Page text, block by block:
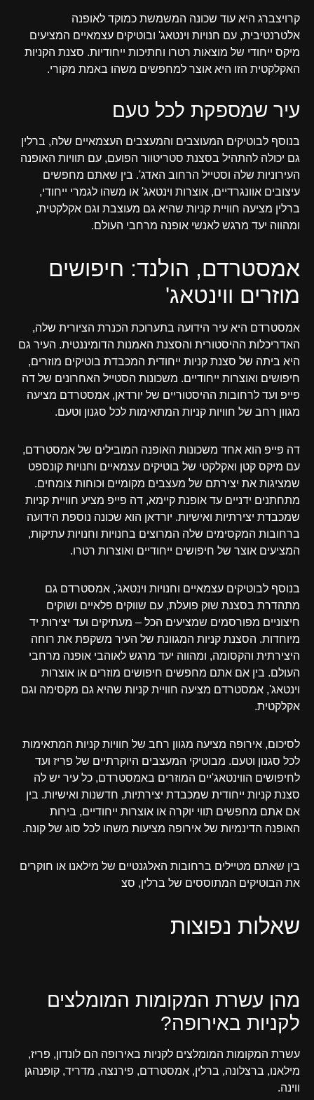
קרויצברג היא עוד שכונה המשמשת כמוקד לאופנה
אלטרנטיבית, עם חנויות וינטאג' ובוטיקים עצמאיים המציעים
מיקס ייחודי של מוצאות רטרו וחתיכות ייחודיות. סצנת הקניות
האקלקטית הזו היא אוצר למחפשים משהו באמת מקורי.
עיר שמספקת לכל טעם
בנוסף לבוטיקים המעוצבים והמעצבים העצמאיים שלה, ברלין
גם יכולה להתהיל בסצנת סטריטוור הפועם, עם תוויות האופנה
העירוניות שלה וסטייל הרחוב האדג'. בין שאתם מחפשים
עיצובים אוונגרדיים, אוצרות וינטאג' או משהו לגמרי ייחודי,
ברלין מציעה חוויית קניות שהיא גם מעוצבת וגם אקלקטית,
ומהווה יעד מרגש לאנשי אופנה מרחבי העולם.
אמסטרדם, הולנד: חיפושים
מוזרים ווינטאג'
אמסטרדם היא עיר הידועה בתערוכת הכנרת הציורית שלה,
האדריכלות ההיסטורית והסצנת האמנות הדומיננטית. העיר גם
היא ביתה של סצנת קניות ייחודית המכבדת בוטיקים מוזרים,
חיפושים ואוצרות ייחודיים. משכונות הסטייל האחרונים של דה
פייפ ועד לרחובות ההיסטוריים של יורדאן, אמסטרדם מציעה
מגוון רחב של חוויות קניות המתאימות לכל סגנון וטעם.
דה פייפ הוא אחד משכונות האופנה המובילים של אמסטרדם,
עם מיקס קטן ואקלקטי של בוטיקים עצמאיים וחנויות קונספט
שמציגות את יצירתם של מעצבים מקומיים וכוחות צומחים.
מתחתנים ידניים עד אופנת קיימא, דה פייפ מציע חוויית קניות
שמכבדת יצירתיות ואישיות. יורדאן הוא שכונה נוספת הידועה
ברחובות המקסימים שלה המרוצים בחנויות וחנויות עתיקות,
המציעים אוצר של חיפושים ייחודיים ואוצרות רטרו.
בנוסף לבוטיקים עצמאיים וחנויות וינטאג', אמסטרדם גם
מתהדרת בסצנת שוק פועלת, עם שווקים פלאיים ושוקים
חיצוניים מפורסמים שמציעים הכל – מעתיקים ועד יצירות יד
מיוחדות. הסצנת קניות המגוונת של העיר משקפת את רוחה
היצירתית והקסומה, ומהווה יעד מרגש לאוהבי אופנה מרחבי
העולם. בין אם אתם מחפשים חיפושים מוזרים או אוצרות
וינטאג', אמסטרדם מציעה חוויית קניות שהיא גם מקסימה וגם
אקלקטית.
לסיכום, אירופה מציעה מגוון רחב של חוויות קניות המתאימות
לכל סגנון וטעם. מבוטיקי המעצבים היוקרתיים של פריז ועד
לחיפושים הווינטאג'יים המוזרים באמסטרדם, כל עיר יש לה
סצנת קניות ייחודית שמכבדת יצירתיות, חדשנות ואישיות. בין
אם אתם מחפשים תווי יוקרה או אוצרות ייחודיים, בירות
האופנה הדינמיות של אירופה מציעות משהו לכל סוג של קונה.
בין שאתם מטיילים ברחובות האלגנטיים של מילאנו או חוקרים
את הבוטיקים המתוססים של ברלין, סצ
שאלות נפוצות
מהן עשרת המקומות המומלצים
לקניות באירופה?
עשרת המקומות המומלצים לקניות באירופה הם לונדון, פריז,
מילאנו, ברצלונה, ברלין, אמסטרדם, פירנצה, מדריד, קופנהגן
ווינה.